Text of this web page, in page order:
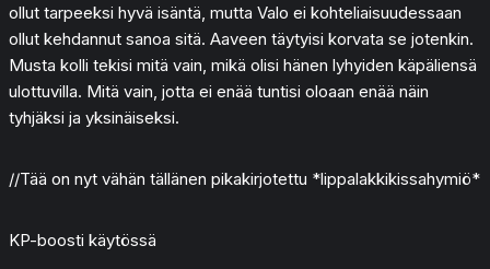
ollut tarpeeksi hyvä isäntä, mutta Valo ei kohteliaisuudessaan
ollut kehdannut sanoa sitä. Aaveen täytyisi korvata se jotenkin.
Musta kolli tekisi mitä vain, mikä olisi hänen lyhyiden käpäliensä
ulottuvilla. Mitä vain, jotta ei enää tuntisi oloaan enää näin
tyhjäksi ja yksinäiseksi.
//Tää on nyt vähän tällänen pikakirjotettu *lippalakkikissahymiö*
KP-boosti käytössä